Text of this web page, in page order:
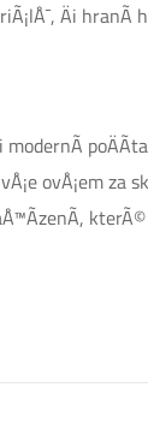
Äi hranÃ­
modernÃ­
ovÅ¡em za